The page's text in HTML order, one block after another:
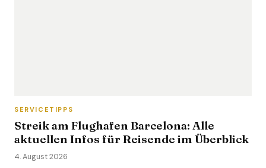
SERVICETIPPS
Streik am Flughafen Barcelona: Alle
aktuellen Infos für Reisende im Überblick
4. August 2026